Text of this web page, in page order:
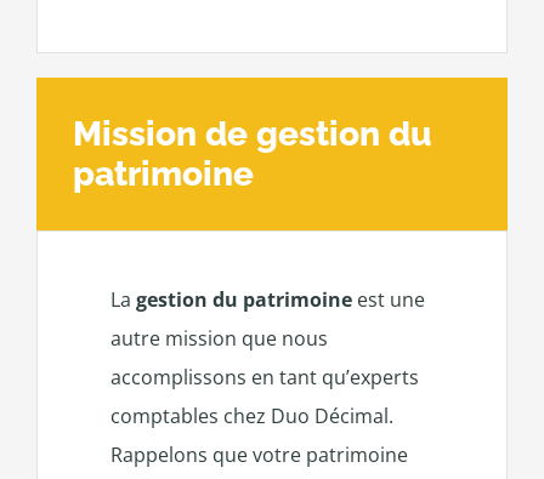
Mission de gestion du
patrimoine
La gestion du patrimoine est une
autre mission que nous
accomplissons en tant qu’experts
comptables chez Duo Décimal.
Rappelons que votre patrimoine